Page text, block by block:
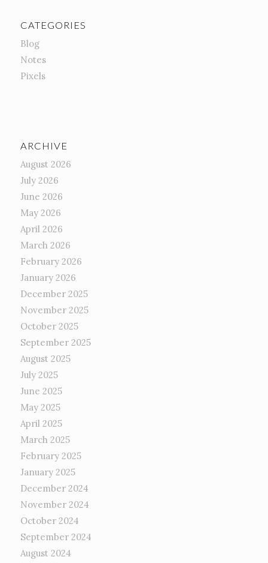
CATEGORIES
Blog
Notes
Pixels
ARCHIVE
August 2026
July 2026
June 2026
May 2026
April 2026
March 2026
February 2026
January 2026
December 2025
November 2025
October 2025
September 2025
August 2025
July 2025
June 2025
May 2025
April 2025
March 2025
February 2025
January 2025
December 2024
November 2024
October 2024
September 2024
August 2024